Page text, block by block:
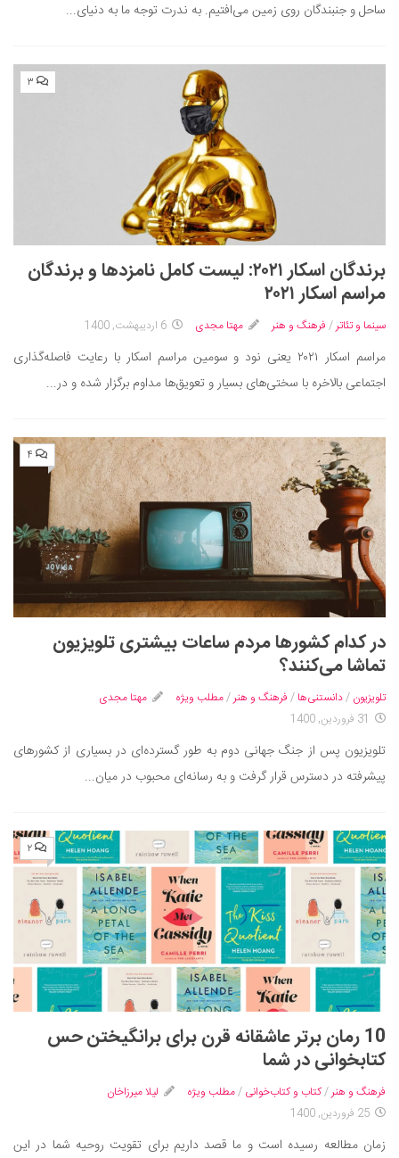
ساحل و جنبندگان روی زمین می‌افتیم. به ندرت توجه ما به دنیای...
۳
برندگان اسکار ۲۰۲۱: لیست کامل نامزدها و برندگان
مراسم اسکار ۲۰۲۱
سینما و تئاتر / فرهنگ و هنر مهتا مجدی 6 اردیبهشت, 1400
مراسم اسکار ۲۰۲۱ یعنی نود و سومین مراسم اسکار با رعایت فاصله‌گذاری
اجتماعی بالاخره با سختی‌های بسیار و تعویق‌ها مداوم برگزار شده و در...
۴
در کدام کشورها مردم ساعات بیشتری تلویزیون
تماشا می‌کنند؟
تلویزیون /دانستنی‌ها / فرهنگ و هنر/مطلب ویژه
مهتا مجدی
31 فروردین, 1400
تلویزیون پس از جنگ جهانی دوم به طور گسترده‌ای در بسیاری از کشورهای
پیشرفته در دسترس قرار گرفت و به رسانه‌ای محبوب در میان...
۲
10 رمان برتر عاشقانه قرن برای برانگیختن حس
کتابخوانی در شما
فرهنگ و هنر/کتاب و کتاب‌خوانی /مطلب ویژه
لیلا میرزاخان
25 فروردین, 1400
زمان مطالعه رسیده است و ما قصد داریم برای تقویت روحیه شما در این